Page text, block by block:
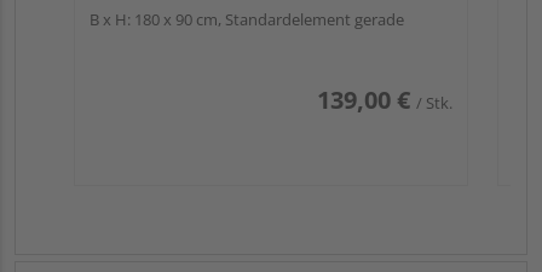
B x H: 180 x 90 cm, Standardelement gerade
139,00 € / Stk.